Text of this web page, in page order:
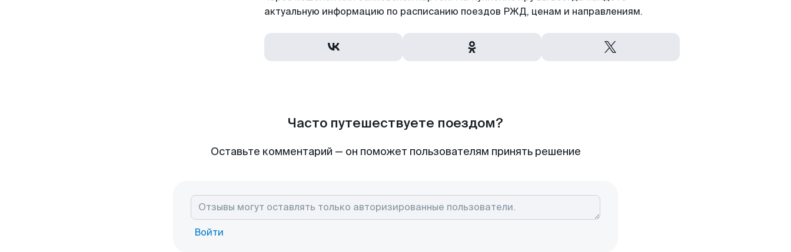
актуальную информацию по расписанию поездов РЖД, ценам и направлениям.
Часто путешествуете поездом?
Оставьте комментарий — он поможет пользователям принять решение
Войти